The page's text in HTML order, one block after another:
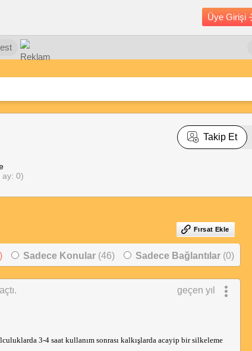
Üye Girişi
Takip Et
ay: 0)
Fırsat Ekle
Sadece Konular (46) Sadece Bağlantılar (0)
geçen yıl
3-4 saat kullanım sonrası kalkışlarda acayip bir silkeleme